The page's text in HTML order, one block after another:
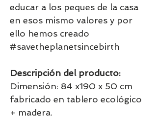
educar a los peques de la casa
en esos mismo valores y por
ello hemos creado
#savetheplanetsincebirth
Descripción del producto:
Dimensión: 84 x190 x 50 cm
fabricado en tablero ecológico
+ madera.